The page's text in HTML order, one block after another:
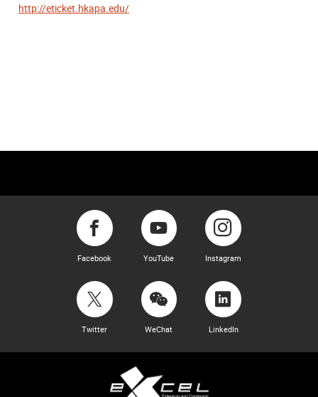
http://eticket.hkapa.edu/
Facebook YouTube Instagram
Twitter WeChat LinkedIn